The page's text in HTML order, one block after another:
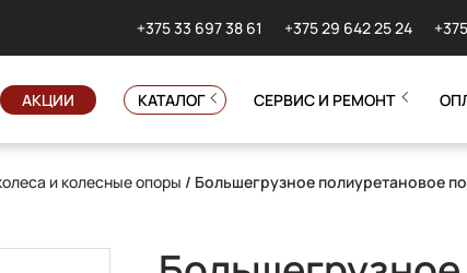
+375 33 697 38 61 +375 29 642 25 24
АКЦИИ КАТАЛОГ СЕРВИС И РЕМОНТ
и колесные опоры / Большегрузное полиуретановое